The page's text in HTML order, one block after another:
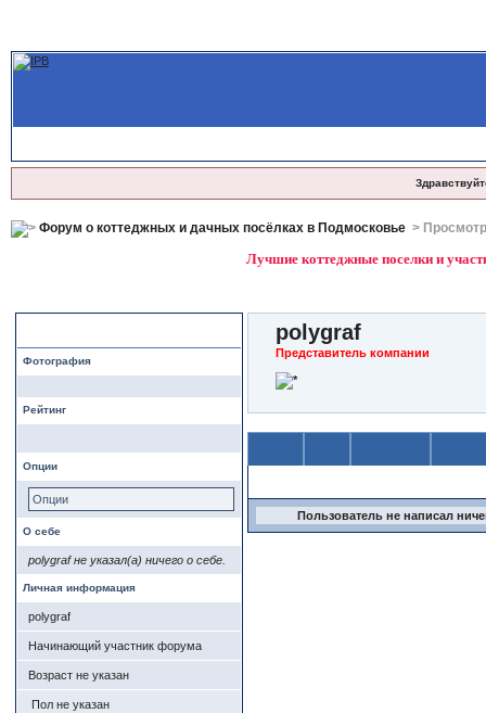
Форум о коттеджных и дачных посёлках в Подмосковье>
Лучшие коттеджные поселки и
Фотография
Рейтинг
Опции
Опции
О себе
polygraf не указал(а) ничего о себе.
Личная информация
polygraf
Начинающий участник форума
Возраст не указан
Пол не указан
polygraf
Представитель компании
Пользователь не написал